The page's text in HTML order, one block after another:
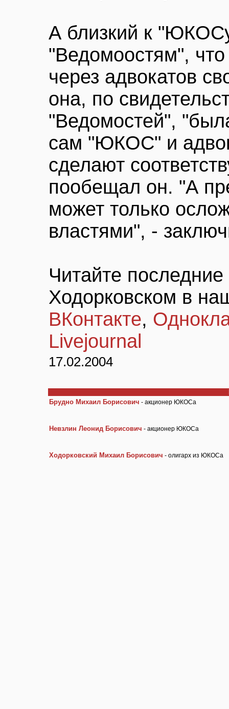
А близкий к
"Ведомоостям",
через адвокатов
она, по
"Ведомостей",
сам "ЮКОС" и
сделают
пообещал он. "А
может только
властями", -
Читайте
Ходорковском в
ВКонтакте,
Livejournal
17.02.2004
Брудно Михаил Борисович - акционер ЮКОСа
Невзлин Леонид Борисович - акционер ЮКОСа
Ходорковский Михаил Борисович - олигарх из ЮКОСа